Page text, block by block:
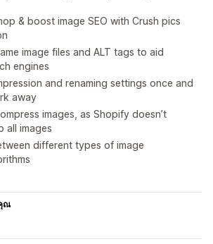
& boost image SEO with Crush pics
image files and ALT tags to aid
engines
and renaming settings once and
away
images, as Shopify doesn’t
all images
different types of image
ณ